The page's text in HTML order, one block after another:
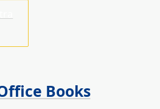
Books